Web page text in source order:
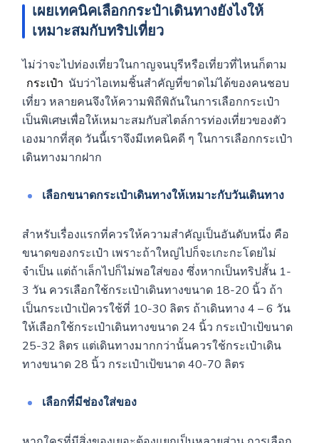
เผยเทคนิคเลือกกระป๋าเดินทางยังไงให้
เหมาะสมกับทริปเที่ยว
ไม่ว่าจะไปท่องเที่ยวในกาญจนบุรีหรือเที่ยวที่ไหนก็ตาม
กระเป๋า นับว่าไอเทมชิ้นสำคัญที่ขาดไม่ได้ของคนชอบ
เที่ยว หลายคนจึงให้ความพิถีพิถันในการเลือกกระเป๋า
เป็นพิเศษเพื่อให้เหมาะสมกับสไตล์การท่องเที่ยวของตัว
เองมากที่สุด วันนี้เราจึงมีเทคนิคดี ๆ ในการเลือกกระเป๋า
เดินทางมากฝาก
เลือกขนาดกระเป๋าเดินทางให้เหมาะกับวันเดินทาง
สำหรับเรื่องแรกที่ควรให้ความสำคัญเป็นอันดับหนึ่ง คือ
ขนาดของกระเป๋า เพราะถ้าใหญ่ไปก็จะเกะกะโดยไม่
จำเป็น แต่ถ้าเล็กไปก็ไม่พอใส่ของ ซึ่งหากเป็นทริปสั้น 1-
3 วัน ควรเลือกใช้กระเป๋าเดินทางขนาด 18-20 นิ้ว ถ้า
เป็นกระเป๋าเป้ควรใช้ที่ 10-30 ลิตร ถ้าเดินทาง 4 – 6 วัน
ให้เลือกใช้กระเป๋าเดินทางขนาด 24 นิ้ว กระเป๋าเป้ขนาด
25-32 ลิตร แต่เดินทางมากกว่านั้นควรใช้กระเป๋าเดิน
ทางขนาด 28 นิ้ว กระเป๋าเป้ขนาด 40-70 ลิตร
เลือกที่มีช่องใส่ของ